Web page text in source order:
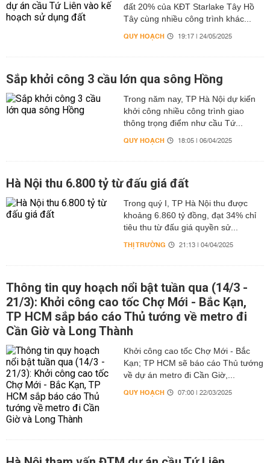
đất 20% của KĐT Starlake Tây Hồ
Tây cùng nhiều công trình khác...
QUY HOẠCH 19:17 | 24/05/2025
Sắp khởi công 3 cầu lớn qua sông Hồng
Trong năm nay, TP Hà Nội dự kiến
khởi công nhiều công trình giao
thông trọng điểm như cầu Tứ...
QUY HOẠCH 18:05 | 06/04/2025
Hà Nội thu 6.800 tỷ từ đấu giá đất
Trong quý I, TP Hà Nội thu được
khoảng 6.860 tỷ đồng, đạt 34% chỉ
tiêu thu từ đấu giá quyền sử...
THỊ TRƯỜNG 21:13 | 04/04/2025
Thông tin quy hoạch nổi bật tuần qua (14/3 -
21/3): Khởi công cao tốc Chợ Mới - Bắc Kạn,
TP HCM sắp báo cáo Thủ tướng về metro đi
Cần Giờ và Long Thành
Khởi công cao tốc Chợ Mới - Bắc
Kạn; TP HCM sẽ báo cáo Thủ tướng
về dự án metro đi Cần Giờ,...
QUY HOẠCH 07:00 | 22/03/2025